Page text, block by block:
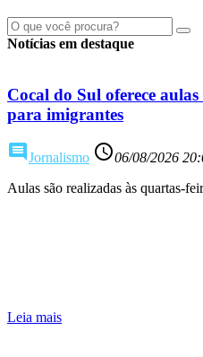
Notícias em destaque
Cocal do Sul oferece
para imigrantes
comment Jornalismo access_time06/08/2026
Aulas são realizadas às quartas-
Leia mais